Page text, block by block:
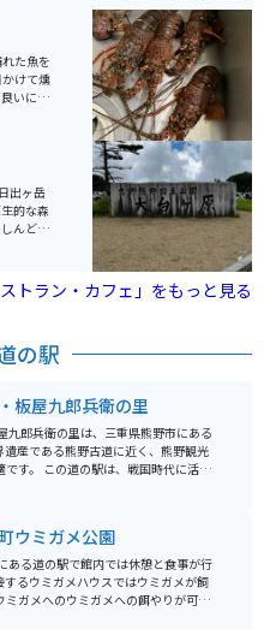
炊事棟
研修に
は、疲
レッシ
開催さ
も思わ
た魚を
けて燻
いにお
最高で
出ヶ岳
的な森
んどす
でも気
シロが
度パ
堂、お
ストラン・カフェ」をもっと見る
の駅
板屋九郎兵衛の里
九郎兵衛の里は、三重県熊野市にある
遺産である熊野古道に近く、熊野観光
国時代に活躍
（幼名：源次郎）の父、真田昌幸に
「板屋九郎兵衛之家」や、地元の特
ョップ、レストランなどがあります。
スポットとしても知られており、特に
日を見ることができます。 バイク
駅には広い駐車場が完備されている
ウミガメ公園
ある道の駅で館内では休憩と食事が行
するウミガメハウスではウミガメが飼
ミガメへのウミガメへの餌やりが可能
メと触れることのできるイベントが